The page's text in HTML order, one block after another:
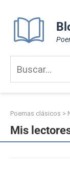
content
Poemas clásicos >
Mis